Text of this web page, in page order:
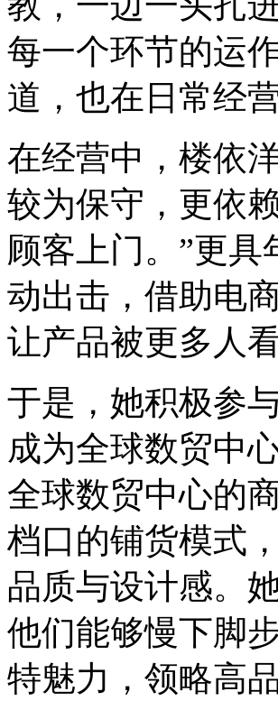
每一个环节的运
道，也在日常经
在经营中，楼依
较为保守，更依
顾客上门。”更
动出击，借助电
让产品被更多人看
于是，她积极参
成为全球数贸中
全球数贸中心的
档口的铺货模式
品质与设计感。
他们能够慢下脚
特魅力，领略高